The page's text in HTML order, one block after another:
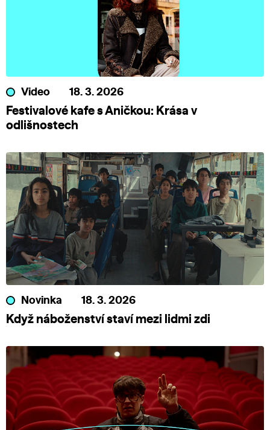
Video 18. 3. 2026
Festivalové kafe s Aničkou: Krása v
odlišnostech
Novinka 18. 3. 2026
Když náboženství staví mezi lidmi zdi